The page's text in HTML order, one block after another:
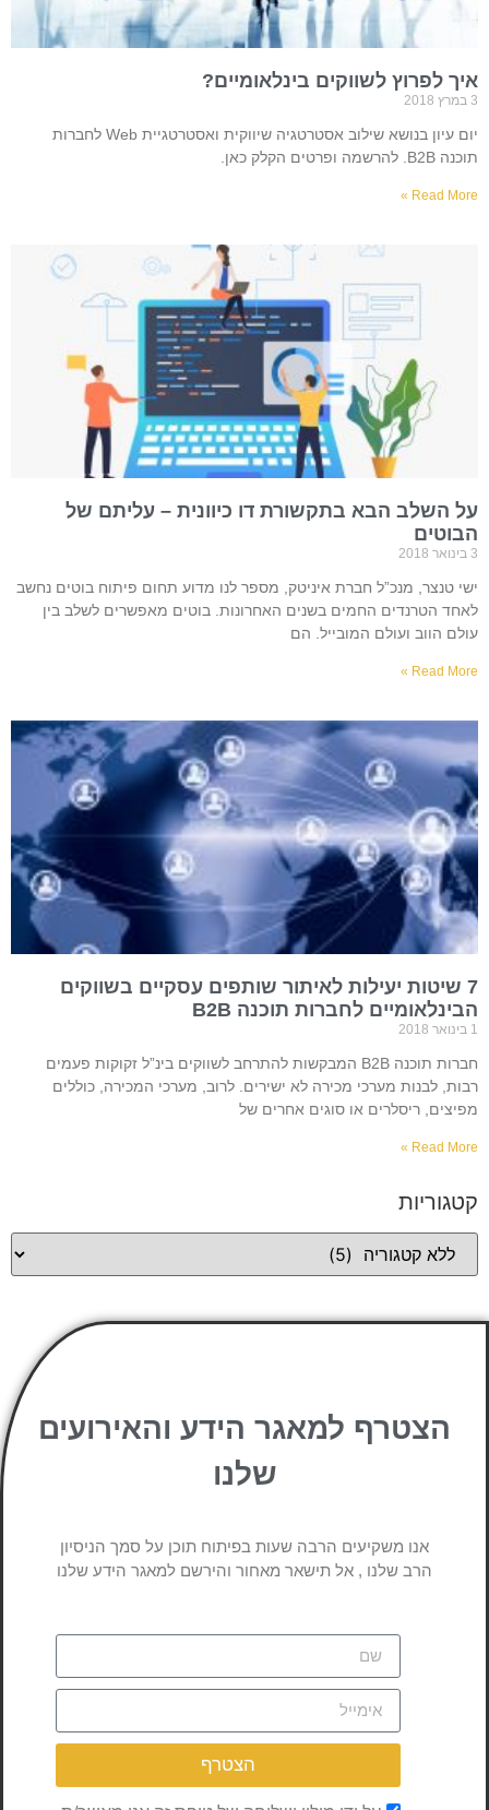
איך לפרוץ לשווקים בינלאומיים?
3 במרץ 2018
יום עיון בנושא שילוב אסטרטגיה שיווקית ואסטרטגיית Web לחברות
תוכנה B2B. להרשמה ופרטים הקלק כאן.
Read More »
על השלב הבא בתקשורת דו כיוונית – עליתם של
הבוטים
3 בינואר 2018
ישי טנצר, מנכ”ל חברת איניטק, מספר לנו מדוע תחום פיתוח בוטים נחשב
לאחד הטרנדים החמים בשנים האחרונות. בוטים מאפשרים לשלב בין
עולם הווב ועולם המובייל. הם
Read More »
7 שיטות יעילות לאיתור שותפים עסקיים בשווקים
הבינלאומיים לחברות תוכנה B2B
1 בינואר 2018
חברות תוכנה B2B המבקשות להתרחב לשווקים בינ”ל זקוקות פעמים
רבות, לבנות מערכי מכירה לא ישירים. לרוב, מערכי המכירה, כוללים
מפיצים, ריסלרים או סוגים אחרים של
Read More »
קטגוריות
הצטרף למאגר הידע והאירועים
שלנו
אנו משקיעים הרבה שעות בפיתוח תוכן על סמך הניסיון
הרב שלנו , אל תישאר מאחור והירשם למאגר הידע שלנו
הצטרף